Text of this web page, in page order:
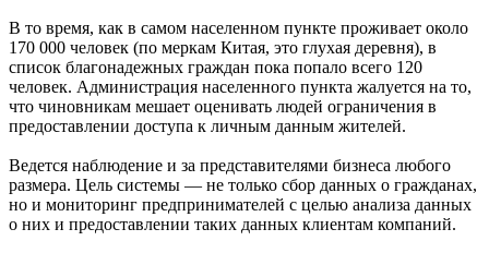
В то время, как в самом населенном пункте проживает около
170 000 человек (по меркам Китая, это глухая деревня), в
список благонадежных граждан пока попало всего 120
человек. Администрация населенного пункта жалуется на то,
что чиновникам мешает оценивать людей ограничения в
предоставлении доступа к личным данным жителей.
Ведется наблюдение и за представителями бизнеса любого
размера. Цель системы — не только сбор данных о гражданах,
но и мониторинг предпринимателей с целью анализа данных
о них и предоставлении таких данных клиентам компаний.